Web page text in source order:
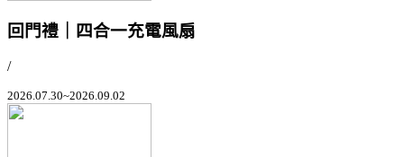
回門禮｜四合一充電風扇
/
2026.07.30~2026.09.02